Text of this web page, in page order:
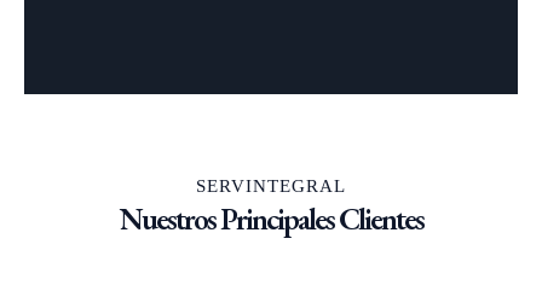
SERVINTEGRAL
Nuestros Principales Clientes